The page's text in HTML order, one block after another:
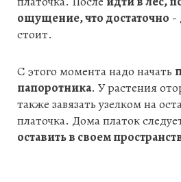
ощущение, что достаточно -
стоит.
С этого момента надо начать
папоротника. У растения
также завязать узелком на
платочка. Дома платок
оставить в своем